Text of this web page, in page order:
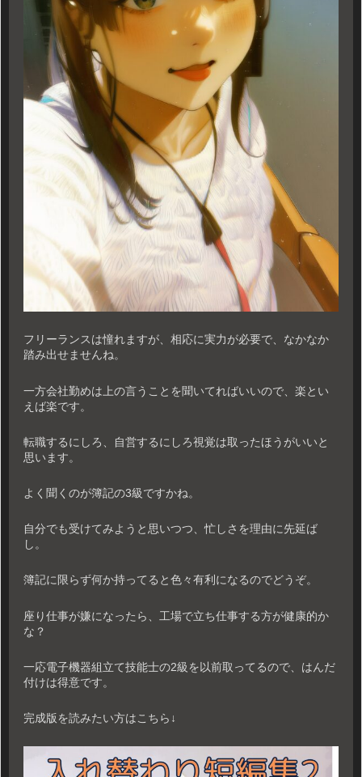
フリーランスは憧れますが、相応に実力が必要で、なかなか
踏み出せませんね。
一方会社勤めは上の言うことを聞いてればいいので、楽とい
えば楽です。
転職するにしろ、自営するにしろ視覚は取ったほうがいいと
思います。
よく聞くのが簿記の3級ですかね。
自分でも受けてみようと思いつつ、忙しさを理由に先延ば
し。
簿記に限らず何か持ってると色々有利になるのでどうぞ。
座り仕事が嫌になったら、工場で立ち仕事する方が健康的か
な？
一応電子機器組立て技能士の2級を以前取ってるので、はんだ
付けは得意です。
完成版を読みたい方はこちら↓